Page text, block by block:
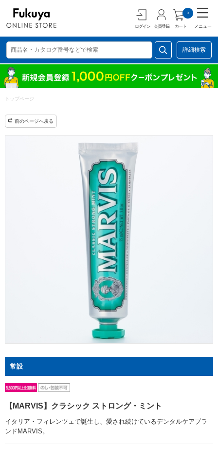
ログイン 会員登録 カート
0
メニュー
詳細検索
トップページ
前のページへ戻る
常設
【MARVIS】クラシック ストロング・ミント
イタリア・フィレンツェで誕生し、愛され続けているデンタルケアブラ
ンドMARVIS。